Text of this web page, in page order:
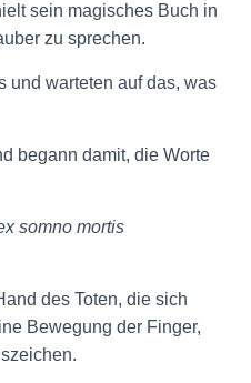
sein magisches Buch in
zu sprechen.
und warteten auf das, was
begann damit, die Worte
somno mortis
des Toten, die sich
Bewegung der Finger,